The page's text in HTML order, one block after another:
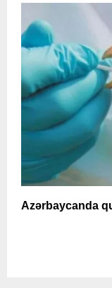
Azərbaycanda